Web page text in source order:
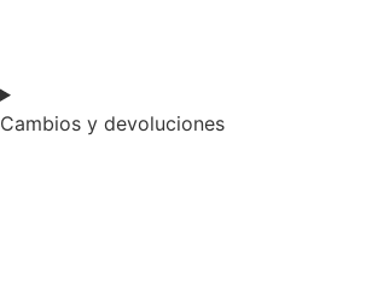
Cambios y devoluciones